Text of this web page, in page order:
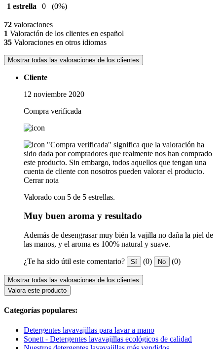
1 estrella
0 (0%)
72 valoraciones
1 Valoración de los clientes en español
35 Valoraciones en otros idiomas
Mostrar todas las valoraciones de los clientes
Cliente
12 noviembre 2020
Compra verificada
"Compra verificada" significa que la valoración ha
sido dada por compradores que realmente nos han comprado
este producto. Sin embargo, todos aquellos que tengan una
cuenta de cliente con nosotros pueden valorar el producto.
Cerrar nota
Valorado con 5 de 5 estrellas.
Muy buen aroma y resultado
Además de desengrasar muy bién la vajilla no daña la piel de
las manos, y el aroma es 100% natural y suave.
¿Te ha sido útil este comentario? Sí (0) No (0)
Mostrar todas las valoraciones de los clientes
Valora este producto
Categorías populares:
Detergentes lavavajillas para lavar a mano
Sonett - Detergentes lavavajillas ecológicos de calidad